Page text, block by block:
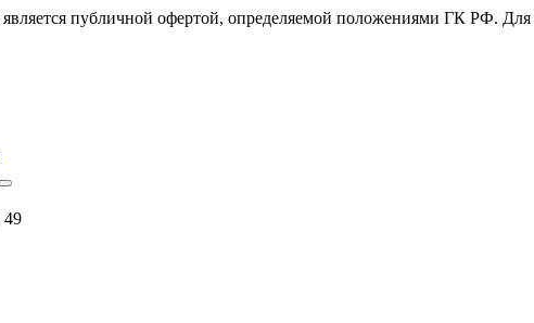
публичной офертой, определяемой положениями ГК РФ.
49